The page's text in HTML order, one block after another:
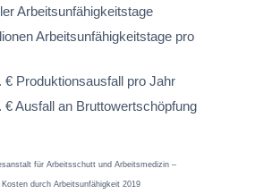
Arbeitsunfähigkeitstage
Arbeitsunfähigkeitstage pro
€ Produktionsausfall pro Jahr
€ Ausfall an Bruttowertschöpfung
für Arbeitsschutt und Arbeitsmedizin –
durch Arbeitsunfähigkeit 2019